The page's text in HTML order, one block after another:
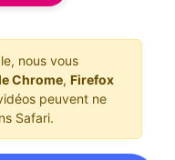
nous vous
Chrome, Firefox
peuvent ne
Safari.